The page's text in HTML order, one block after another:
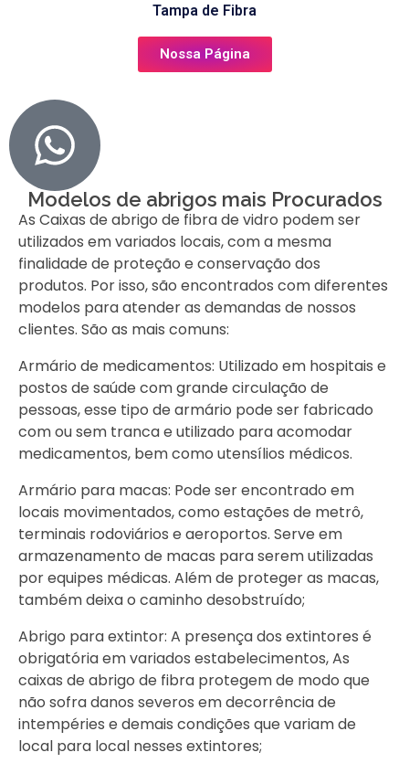
Tampa de Fibra
Nossa Página
Modelos de abrigos mais Procurados
As Caixas de abrigo de fibra de vidro podem ser
utilizados em variados locais, com a mesma
finalidade de proteção e conservação dos
produtos. Por isso, são encontrados com diferentes
modelos para atender as demandas de nossos
clientes. São as mais comuns:
Armário de medicamentos: Utilizado em hospitais e
postos de saúde com grande circulação de
pessoas, esse tipo de armário pode ser fabricado
com ou sem tranca e utilizado para acomodar
medicamentos, bem como utensílios médicos.
Armário para macas: Pode ser encontrado em
locais movimentados, como estações de metrô,
terminais rodoviários e aeroportos. Serve em
armazenamento de macas para serem utilizadas
por equipes médicas. Além de proteger as macas,
também deixa o caminho desobstruído;
Abrigo para extintor: A presença dos extintores é
obrigatória em variados estabelecimentos, As
caixas de abrigo de fibra protegem de modo que
não sofra danos severos em decorrência de
intempéries e demais condições que variam de
local para local nesses extintores;